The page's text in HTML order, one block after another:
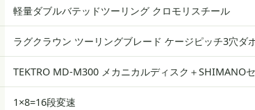
軽量ダブルバテッドツーリング クロモリスチール
ラグクラウン ツーリングブレード ケージピッチ3穴ダ
TEKTRO MD-M300 メカニカルディスク＋SHIMANO
1×8=16段変速